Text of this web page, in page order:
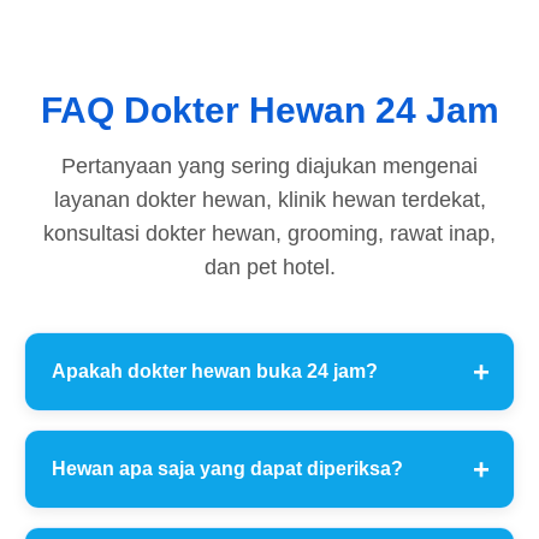
FAQ Dokter Hewan 24 Jam
Pertanyaan yang sering diajukan mengenai
layanan dokter hewan, klinik hewan terdekat,
konsultasi dokter hewan, grooming, rawat inap,
dan pet hotel.
Apakah dokter hewan buka 24 jam?
Hewan apa saja yang dapat diperiksa?